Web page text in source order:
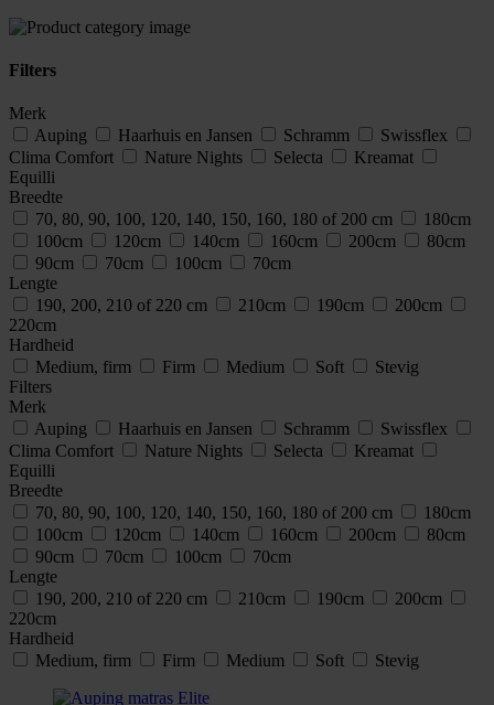
Filters
Merk
Auping
Haarhuis en Jansen Schramm
Swissflex
Clima Comfort
Nature Nights Selecta
Kreamat
Equilli
Breedte
70, 80, 90, 100, 120, 140, 150, 160, 180 of 200 cm
180cm
100cm
120cm 140cm 160cm 200cm
80cm
90cm
70cm 100cm
70cm
Lengte
190, 200, 210 of 220 cm
210cm 190cm
200cm
220cm
Hardheid
Medium, firm
Firm Medium Soft
Stevig
Filters
Merk
Auping
Haarhuis en Jansen Schramm
Swissflex
Clima Comfort
Nature Nights Selecta
Kreamat
Equilli
Breedte
70, 80, 90, 100, 120, 140, 150, 160, 180 of 200 cm
180cm
100cm
120cm 140cm 160cm 200cm
80cm
90cm
70cm 100cm
70cm
Lengte
190, 200, 210 of 220 cm
210cm 190cm
200cm
220cm
Hardheid
Medium, firm
Firm Medium Soft Stevig